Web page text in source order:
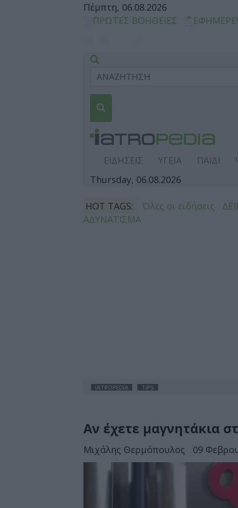
Πέμπτη, 06.08.2026
ΠΡΩΤΕΣ ΒΟΗΘΕΙΕΣ
ΕΙΔΗΣΕΙΣ ΥΓΕΙΑ ΠΑΙΔΙ
Thursday, 06.08.2026
HOT TAGS: Όλες οι ειδήσεις
ΑΔΥΝΑΤΙΣΜΑ
IATROPEDIA TIPS
Αν έχετε μαγνητάκια
Μιχάλης Θερμόπουλος 09